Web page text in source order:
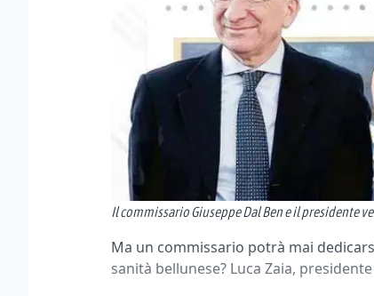
Il commissario Giuseppe Dal Ben e il presidente
Ma un commissario potrà mai
sanità bellunese? Luca Zaia,